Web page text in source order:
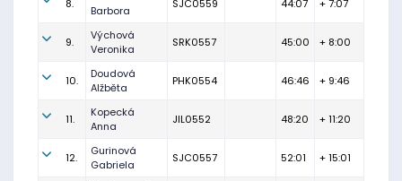
8.
Barbora
SJC0559 44:07 + 7:07
9.
Výchová
Veronika
SRK0557 45:00 + 8:00
10.
Doudová
Alžběta
PHK0554 46:46 + 9:46
11.
Kopecká
Anna
JIL0552 48:20 + 11:20
12.
Gurinová
Gabriela
SJC0557 52:01 + 15:01